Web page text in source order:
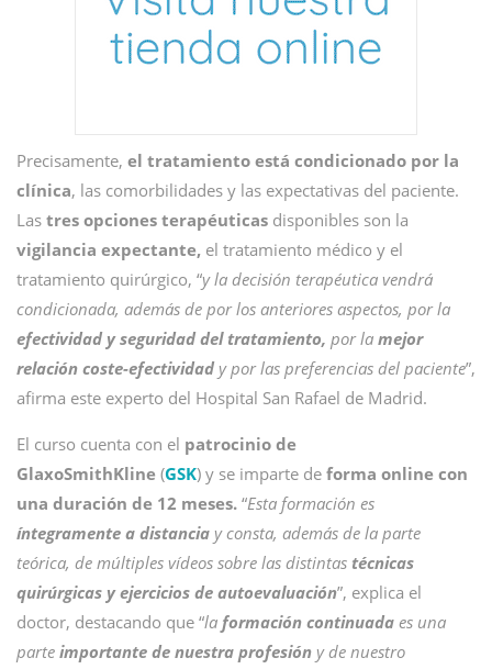
Precisamente, el tratamiento está condicionado por la
clínica, las comorbilidades y las expectativas del paciente.
Las tres opciones terapéuticas disponibles son la
vigilancia expectante, el tratamiento médico y el
tratamiento quirúrgico, “y la decisión terapéutica vendrá
condicionada, además de por los anteriores aspectos, por la
efectividad y seguridad del tratamiento, por la mejor
relación coste-efectividady por las preferencias del paciente”,
afirma este experto del Hospital San Rafael de Madrid.
El curso cuenta con el patrocinio de
GlaxoSmithKline (GSK) y se imparte de forma online con
una duración de 12 meses. “Esta formación es
íntegramente a distancia y consta, además de la parte
teórica, de múltiples vídeos sobre las distintas técnicas
quirúrgicas y ejercicios de autoevaluación”, explica el
doctor, destacando que “la formación continuada es una
parte importante de nuestra profesión y de nuestro